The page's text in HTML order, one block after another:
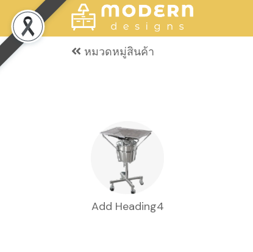
หมวดหมู่สินค้า
Add Heading4